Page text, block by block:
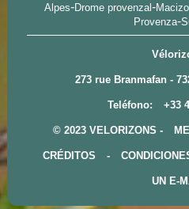
Alpes-Drome provenzal-
Provenza-
273 rue Branmafan -
Teléfono: +33
© 2023 VELORIZONS -
CRÉDITOS -
UN E-